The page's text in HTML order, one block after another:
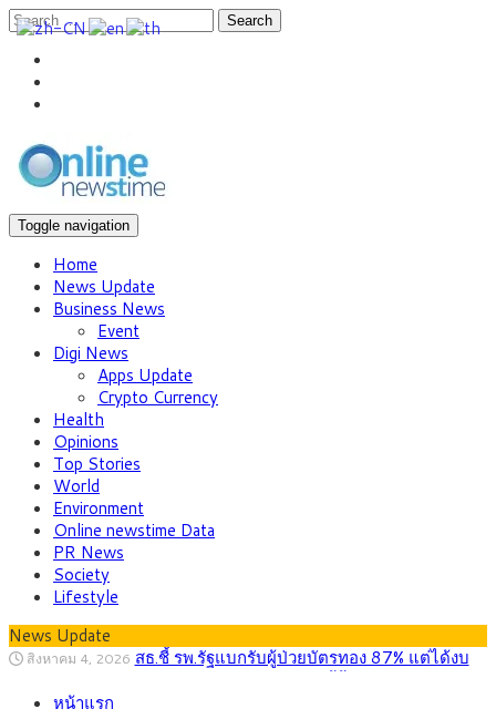
Search
Toggle navigation
Home
News Update
Business News
Event
Digi News
Apps Update
Crypto Currency
Health
Opinions
Top Stories
World
Environment
Online newstime Data
PR News
Society
Lifestyle
News Update
สิงหาคม 4, 2026 สธ.ชี้ รพ.รัฐแบกรับผู้ป่วยบัตรทอง 87% แต่ได้งบ
งานจริง
33.00-33.60 ติดตามข้อมูลจ้างงานสหรัฐฯ
หน้าแรก